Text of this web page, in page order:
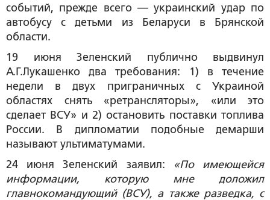
событий, прежде всего — украинский удар по
автобусу с детьми из Беларуси в Брянской
области.
19 июня Зеленский публично выдвинул
А.Г.Лукашенко два требования: 1) в течение
недели в двух приграничных с Украиной
областях снять «ретрансляторы», «или это
сделает ВСУ» и 2) остановить поставки топлива
России. В дипломатии подобные демарши
называют ультиматумами.
24 июня Зеленский заявил:
«По имеющейся
информации, которую мне доложил
главнокомандующий (ВСУ), а также разведка, с